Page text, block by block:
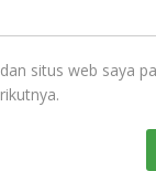
situs web saya